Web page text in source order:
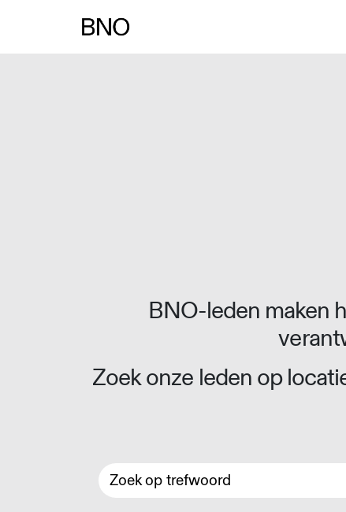
BNO-leden maken
Zoek onze leden op